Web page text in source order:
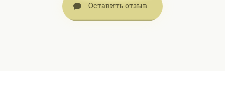
Оставить отзыв